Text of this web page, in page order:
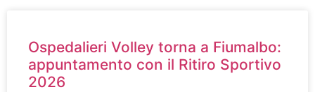
Ospedalieri Volley torna a Fiumalbo:
appuntamento con il Ritiro Sportivo
2026